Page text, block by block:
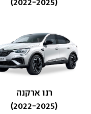
(2022-2025)
רנו ארקנה
(2022-2025)